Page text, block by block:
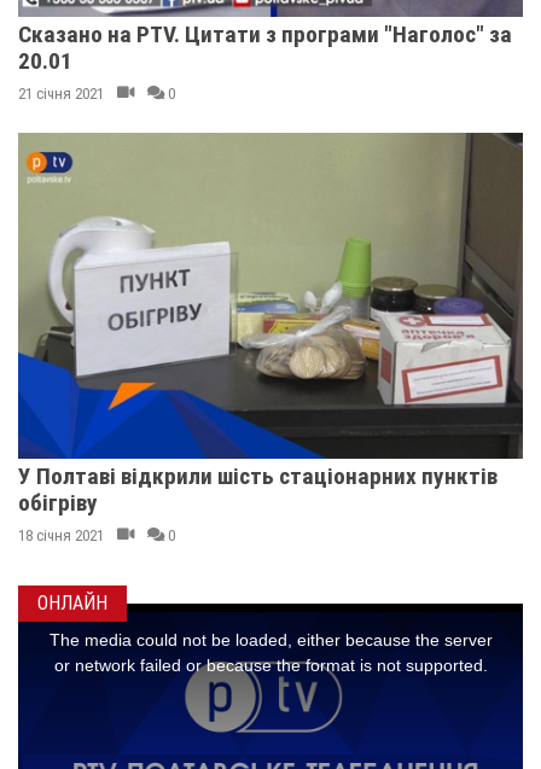
ОНЛАЙН
Сказано на PTV. Цитати з програми "Наголос" за
20.01
21 січня 2021 0
У Полтаві відкрили шість стаціонарних пунктів
обігріву
18 січня 2021 0